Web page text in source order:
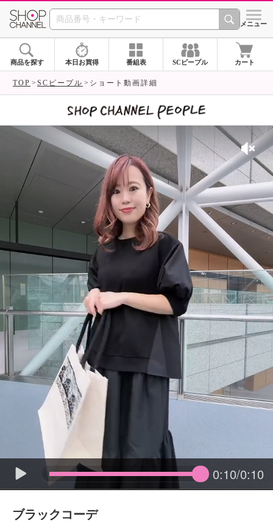
SHOP CHANNEL シメニュー
商品を探す 本日お買得 番組表 SCピープル カート
TOP SCピープル ショート動画詳細
0:10/0:10
ブラックコーデ